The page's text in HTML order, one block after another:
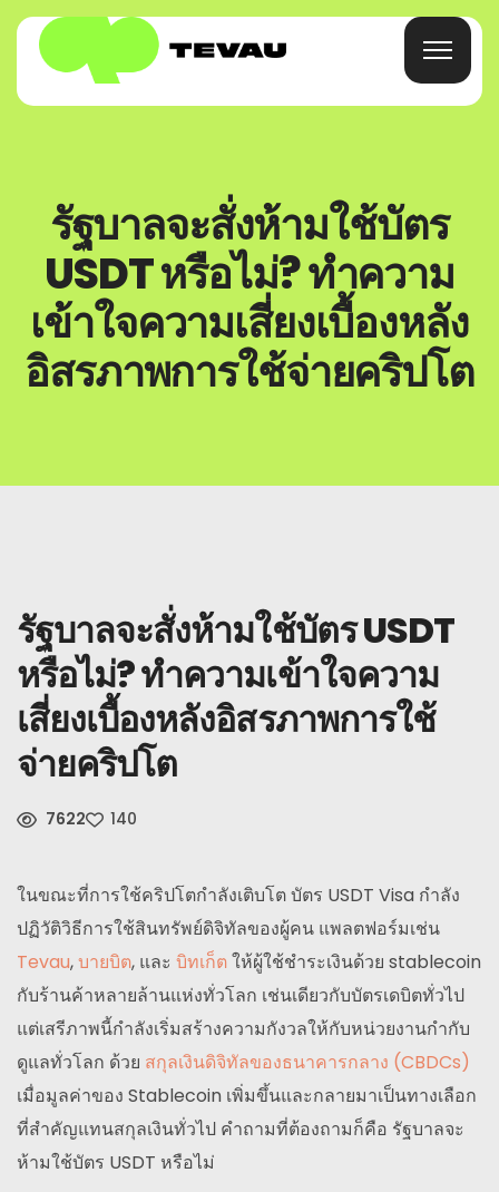
การ์ด
กระเป๋าสตางค์
การเงิน
ลงทะเบียน
ไทย
รัฐบาลจะสั่งห้ามใช้บัตร
USDT หรือไม่? ทำความ
เข้าใจความเสี่ยงเบื้องหลัง
อิสรภาพการใช้จ่ายคริปโต
รัฐบาลจะสั่งห้ามใช้บัตร USDT
หรือไม่? ทำความเข้าใจความ
เสี่ยงเบื้องหลังอิสรภาพการใช้
จ่ายคริปโต
7622 140
ในขณะที่การใช้คริปโตกำลังเติบโต บัตร USDT Visa กำลัง
ปฏิวัติวิธีการใช้สินทรัพย์ดิจิทัลของผู้คน แพลตฟอร์มเช่น
Tevau,บายบิต, และ บิทเก็ตให้ผู้ใช้ชำระเงินด้วย stablecoin
กับร้านค้าหลายล้านแห่งทั่วโลก เช่นเดียวกับบัตรเดบิตทั่วไป
แต่เสรีภาพนี้กำลังเริ่มสร้างความกังวลให้กับหน่วยงานกำกับ
ดูแลทั่วโลก ด้วย สกุลเงินดิจิทัลของธนาคารกลาง (CBDCs)
เมื่อมูลค่าของ Stablecoin เพิ่มขึ้นและกลายมาเป็นทางเลือก
ที่สำคัญแทนสกุลเงินทั่วไป คำถามที่ต้องถามก็คือ รัฐบาลจะ
ห้ามใช้บัตร USDT หรือไม่